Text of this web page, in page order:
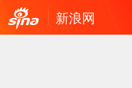
新浪网